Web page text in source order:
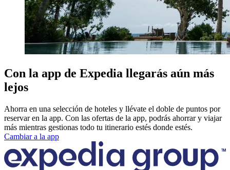
Con la app de Expedia llegarás aún más
lejos
Ahorra en una selección de hoteles y llévate el doble de puntos por
reservar en la app. Con las ofertas de la app, podrás ahorrar y viajar
más mientras gestionas todo tu itinerario estés donde estés.
Cambiar a la app